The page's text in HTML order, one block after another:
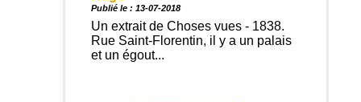
Publié le : 13-07-2018
Un extrait de Choses vues - 1838.
Rue Saint-Florentin, il y a un palais
et un égout...